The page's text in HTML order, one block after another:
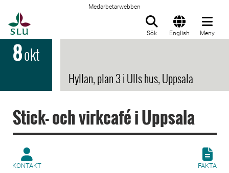
Medarbetarwebben
Sök English Meny
8okt
Hyllan, plan 3 i Ulls hus, Uppsala
Stick- och virkcafé i Uppsala
KONTAKT FAKTA